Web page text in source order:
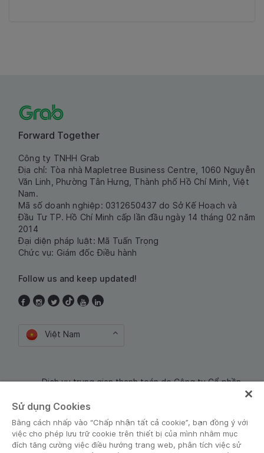
Forward Together
Công ty TNHH Grab
Địa chỉ: Tòa nhà Mapletree Business Centre, 1060 Nguyễn
Văn Linh, Phường Tân Hưng, Thành phố Hồ Chí Minh, Việt
Nam.
Mã số doanh nghiệp: 0312650437 do Sở Kế Hoạch và
Đầu Tư TP. Hồ Chí Minh cấp lần đầu ngày 14 tháng 02 năm
2014
Đại diện pháp luật: Mã Tuấn Trọng
Chức vụ: Giám đốc Điều hành
Follow us and keep updated!
Việt Nam
Dịch vụ trung gian thanh toán do Công ty Cổ phần
Sử dụng Cookies
Bằng cách nhấp vào “Chấp nhận tất cả cookie”, bạn đồng ý với
việc cho phép lưu trữ cookie trên thiết bị của mình nhằm mục
đích tăng cường việc điều hướng trang web, phân tích việc sử